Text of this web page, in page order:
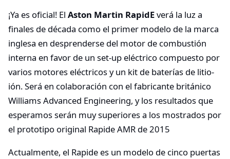
¡Ya es oficial! El Aston Martin RapidEverá la luz a
finales de década como el primer modelo de la marca
inglesa en desprenderse del motor de combustión
interna en favor de un set-up eléctrico compuesto por
varios motores eléctricos y un kit de baterías de litio-
ión. Será en colaboración con el fabricante británico
Williams Advanced Engineering, y los resultados que
esperamos serán muy superiores a los mostrados por
el prototipo original Rapide AMR de 2015
Actualmente, el Rapide es un modelo de cinco puertas